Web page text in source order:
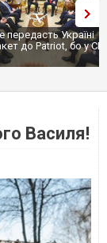
передасть Україні
до Patriot, бо у
Василя!